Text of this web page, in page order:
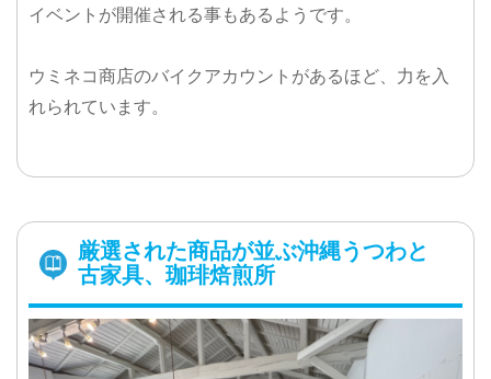
イベントが開催される事もあるようです。
ウミネコ商店のバイクアカウントがあるほど、力を入
れられています。
厳選された商品が並ぶ沖縄うつわと
古家具、珈琲焙煎所